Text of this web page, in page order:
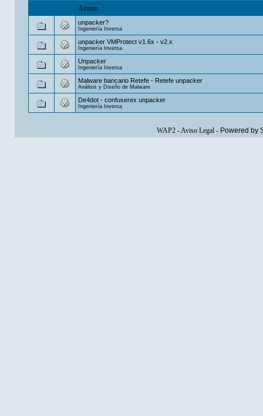
Asunto
unpacker?
Ingeniería Inversa
unpacker VMProtect v1.6x - v2.x
Ingeniería Inversa
Unpacker
Ingeniería Inversa
Malware bancario Retefe - Retefe unpacker
Análisis y Diseño de Malware
De4dot - confuserex unpacker
Ingeniería Inversa
WAP2-Aviso Legal- Powered by